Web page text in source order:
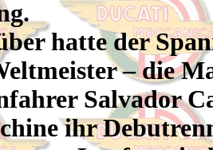
hatte der
– die
Salvador
ihr